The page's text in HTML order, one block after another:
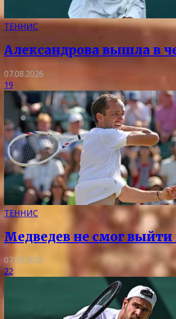
ТЕННИС
Александрова вышла в
07.08.2026
19
ТЕННИС
Медведев не смог выйти
07.08.2026
22